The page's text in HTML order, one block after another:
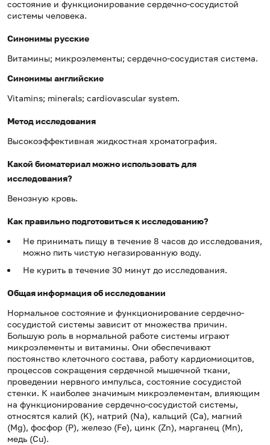
состояние и функционирование сердечно-сосудистой
системы человека.
Синонимы русские
Витамины; микроэлементы; сердечно-сосудистая система.
Синонимы английские
Vitamins; minerals; cardiovascular system.
Метод исследования
Высокоэффективная жидкостная хроматография.
Какой биоматериал можно использовать для
исследования?
Венозную кровь.
Как правильно подготовиться к исследованию?
Не принимать пищу в течение 8 часов до исследования,
можно пить чистую негазированную воду.
Не курить в течение 30 минут до исследования.
Общая информация об исследовании
Нормальное состояние и функционирование сердечно-
сосудистой системы зависит от множества причин.
Большую роль в нормальной работе системы играют
микроэлементы и витамины. Они обеспечивают
постоянство клеточного состава, работу кардиомиоцитов,
процессов сокращения сердечной мышечной ткани,
проведении нервного импульса, состояние сосудистой
стенки. К наиболее значимым микроэлементам, влияющим
на функционирование сердечно-сосудистой системы,
относятся калий (K), натрий (Na), кальций (Сa), магний
(Mg), фосфор (P), железо (Fe), цинк (Zn), марганец (Mn),
медь (Cu).